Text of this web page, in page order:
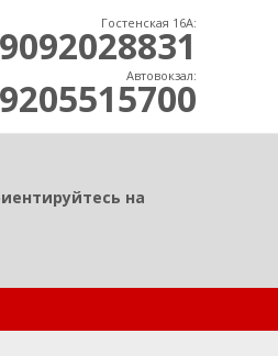
Гостенская 16А:
Автовокзал:
на